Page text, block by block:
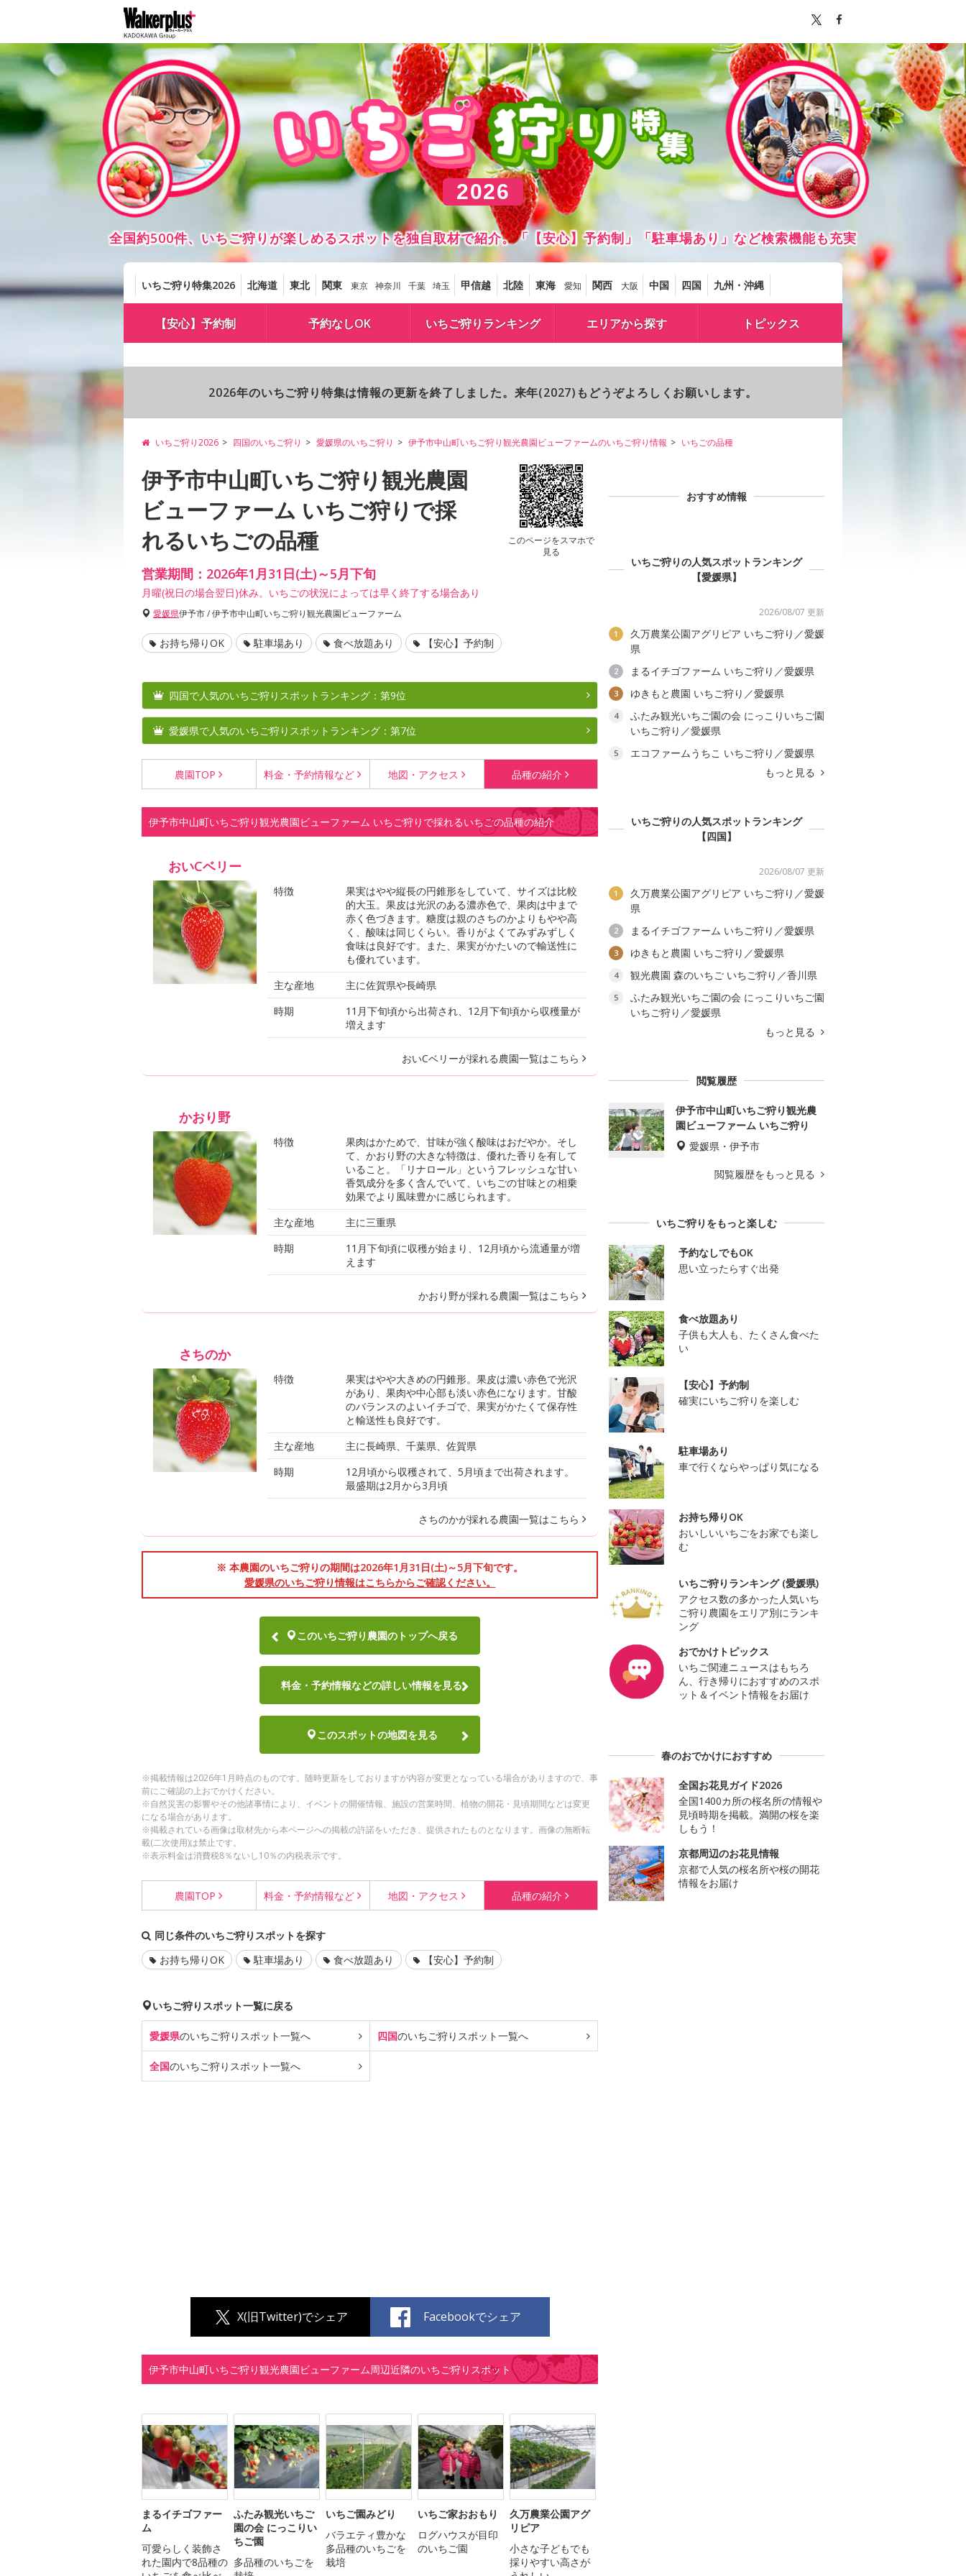
2026
全国約500件、いちご狩りが楽しめるスポットを独自取材で紹介。「【安心】予約制」「駐車場あり」など検索機能も充実
いちご狩り特集2026 北海道 東北 関東 東京 神奈川 千葉 埼玉 甲信越 北陸 東海 愛知 関西 大阪 中国 四国 九州・沖縄
【安心】予約制 予約なしOK いちご狩りランキング エリアから探す トピックス
2026年のいちご狩り特集は情報の更新を終了しました。来年(2027)もどうぞよろしくお願いします。
いちご狩り2026 四国のいちご狩り 愛媛県のいちご狩り 伊予市中山町いちご狩り観光農園ビューファームのいちご狩り情報 いちごの品種
伊予市中山町いちご狩り観光農園
ビューファーム いちご狩りで採
れるいちごの品種
このページをスマホで
見る
営業期間：2026年1月31日(土)～5月下旬
月曜(祝日の場合翌日)休み。いちごの状況によっては早く終了する場合あり
愛媛県伊予市 / 伊予市中山町いちご狩り観光農園ビューファーム
お持ち帰りOK 駐車場あり 食べ放題あり 【安心】予約制
四国で人気のいちご狩りスポットランキング：第9位
愛媛県で人気のいちご狩りスポットランキング：第7位
農園TOP 料金・予約情報など 地図・ アクセス 品種の紹介
伊予市中山町いちご狩り観光農園ビューファーム いちご狩りで採れるいちごの品種の紹介
おいCベリー
特徴
果実はやや縦長の円錐形をしていて、サイズは比較
的大玉。果皮は光沢のある濃赤色で、果肉は中まで
赤く色づきます。糖度は親のさちのかよりもやや高
く、酸味は同じくらい。香りがよくてみずみずしく
食味は良好です。また、果実がかたいので輸送性に
も優れています。
主な産地
主に佐賀県や長崎県
時期
11月下旬頃から出荷され、12月下旬頃から収穫量が
増えます
おいCベリーが採れる農園一覧はこちら
かおり野
特徴
果肉はかためで、甘味が強く酸味はおだやか。そし
て、かおり野の大きな特徴は、優れた香りを有して
いること。「リナロール」というフレッシュな甘い
香気成分を多く含んでいて、いちごの甘味との相乗
効果でより風味豊かに感じられます。
主な産地
主に三重県
時期
11月下旬頃に収穫が始まり、12月頃から流通量が増
えます
かおり野が採れる農園一覧はこちら
さちのか
特徴
果実はやや大きめの円錐形。果皮は濃い赤色で光沢
があり、果肉や中心部も淡い赤色になります。甘酸
のバランスのよいイチゴで、果実がかたくて保存性
と輸送性も良好です。
主な産地
主に長崎県、千葉県、佐賀県
時期
12月頃から収穫されて、5月頃まで出荷されます。
最盛期は2月から3月頃
さちのかが採れる農園一覧はこちら
※ 本農園のいちご狩りの期間は2026年1月31日(土)～5月下旬です。
愛媛県のいちご狩り情報はこちらからご確認ください。
このいちご狩り農園のトップへ戻る
料金・予約情報などの詳しい情報を見る
このスポットの地図を見る
※掲載情報は2026年1月時点のものです。随時更新をしておりますが内容が変更となっている場合がありますので、事
前にご確認の上おでかけください。
※自然災害の影響やその他諸事情により、イベントの開催情報、施設の営業時間、植物の開花・見頃期間などは変更
になる場合があります。
※掲載されている画像は取材先から本ページへの掲載の許諾をいただき、提供されたものとなります。画像の無断転
載(二次使用)は禁止です。
※表示料金は消費税8％ないし10％の内税表示です。
農園TOP 料金・予約情報など 地図・ アクセス 品種の紹介
同じ条件のいちご狩りスポットを探す
お持ち帰りOK
駐車場あり 食べ放題あり 【安心】予約制
いちご狩りスポット一覧に戻る
愛媛県のいちご狩り スポット一覧へ 四国のいちご狩り スポット一覧へ
全国のいちご狩り スポット一覧へ
X(旧Twitter)でシェア Facebookでシェア
伊予市中山町いちご狩り観光農園ビューファーム周辺近隣のいちご狩りスポット
まるイチゴファー
ム
可愛らしく装飾さ
れた園内で8品種の
ふたみ観光いちご
園の会 にっこりい
ちご園
多品種のいちごを
いちご園みどり
バラエティ豊かな
多品種のいちごを
栽培
いちご家おおもり
ログハウスが目印
のいちご園
久万農業公園アグ
リピア
小さな子どもでも
採りやすい高さが
おすすめ情報
いちご狩りの人気スポットランキング
【愛媛県】
2026/08/07 更新
1
久万農業公園アグリピア いちご狩り／愛媛
県
2 まるイチゴファーム いちご狩り／愛媛県
3 ゆきもと農園 いちご狩り／愛媛県
4
ふたみ観光いちご園の会 にっこりいちご園
いちご狩り／愛媛県
5
エコファームうちこ いちご狩り／愛媛県
もっと見る
いちご狩りの人気スポットランキング
【四国】
2026/08/07 更新
1
久万農業公園アグリピア いちご狩り／愛媛
県
2 まるイチゴファーム いちご狩り／愛媛県
3 ゆきもと農園 いちご狩り／愛媛県
4 観光農園 森のいちご いちご狩り／香川県
5
ふたみ観光いちご園の会 にっこりいちご園
いちご狩り／愛媛県
もっと見る
閲覧履歴
伊予市中山町いちご狩り観光農
園ビューファーム いちご狩り
愛媛県・伊予市
閲覧履歴をもっと見る
いちご狩りをもっと楽しむ
予約なしでもOK
思い立ったらすぐ出発
食べ放題あり
子供も大人も、たくさん食べた
い
【安心】予約制
確実にいちご狩りを楽しむ
駐車場あり
車で行くならやっぱり気になる
お持ち帰りOK
おいしいいちごをお家でも楽し
む
いちご狩りランキング (愛媛県)
アクセス数の多かった人気いち
ご狩り農園をエリア別にランキ
ング
おでかけトピックス
いちご関連ニュースはもちろ
ん、行き帰りにおすすめのスポ
ット＆イベント情報をお届け
春のおでかけにおすすめ
全国お花見ガイド2026
全国1400カ所の桜名所の情報や
見頃時期を掲載。満開の桜を楽
しもう！
京都周辺のお花見情報
京都で人気の桜名所や桜の開花
情報をお届け